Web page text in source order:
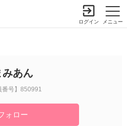
メニュー
ログイン
みあん
番号】850991
ォロー